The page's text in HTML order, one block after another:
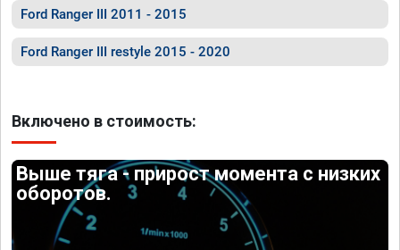
Ford Ranger III 2011 - 2015
Ford Ranger III restyle 2015 - 2020
Включено в стоимость:
Выше тяга - прирост момента с низких
оборотов.